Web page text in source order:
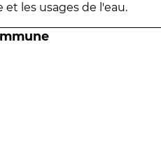
les usages de l'eau.